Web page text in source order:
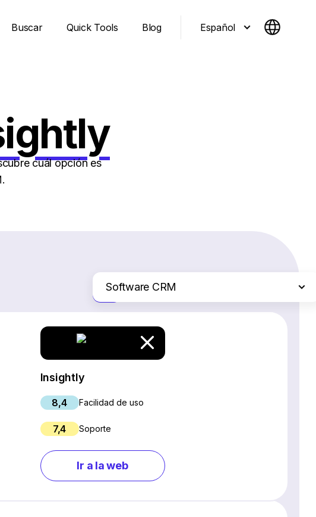
Buscar Quick Tools Blog Español
cuál opción es
Software CRM
Servicios de hosting web
Software de gestión de proyectos
Chat en vivo y chatbots
Marketing por correo electrónico
Solo las diferencias
Insightly
8,4 Facilidad de uso
7,4 Soporte
Ir a la web